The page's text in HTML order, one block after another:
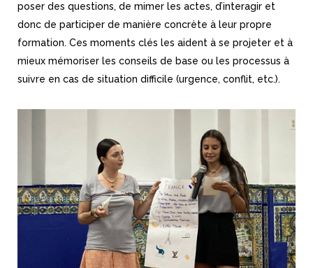
poser des questions, de mimer les actes, d’interagir et
donc de participer de manière concrète à leur propre
formation. Ces moments clés les aident à se projeter et à
mieux mémoriser les conseils de base ou les processus à
suivre en cas de situation difficile (urgence, conflit, etc.).